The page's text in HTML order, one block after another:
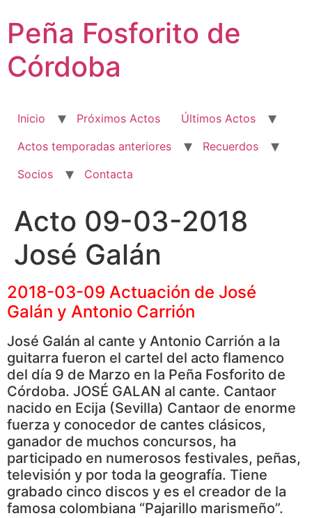
contenido
Peña Fosforito de
Córdoba
Inicio Próximos Actos
Últimos Actos
Actos temporadas anteriores
Recuerdos
Socios
Contacta
Acto 09-03-2018
José Galán
2018-03-09 Actuación de José
Galán y Antonio Carrión
José Galán al cante y Antonio Carrión a la
guitarra fueron el cartel del acto flamenco
del día 9 de Marzo en la Peña Fosforito de
Córdoba. JOSÉ GALAN al cante. Cantaor
nacido en Ecija (Sevilla) Cantaor de enorme
fuerza y conocedor de cantes clásicos,
ganador de muchos concursos, ha
participado en numerosos festivales, peñas,
televisión y por toda la geografía. Tiene
grabado cinco discos y es el creador de la
famosa colombiana “Pajarillo marismeño”.